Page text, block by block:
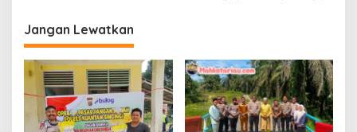
s
i
p
o
s
Jangan Lewatkan